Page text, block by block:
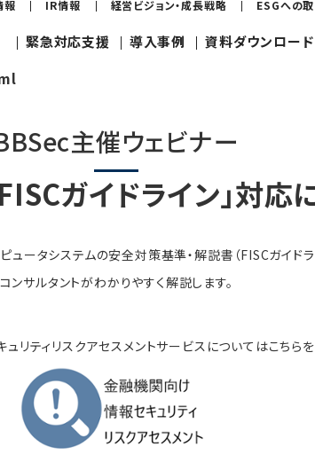
報 IR情報 経営ビジョン・成長戦略 ESGへの
緊急対応支援 導入事例 資料ダウンロード
主催ウェビナー
ガイドライン」対応
ータシステムの安全対策基準・解説書（FISCガイドラ
コンサルタントがわかりやすく解説します。
リティリスクアセスメントサービスについてはこちらを